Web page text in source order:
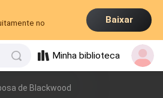
no
Baixar
Minha biblioteca
de Blackwood